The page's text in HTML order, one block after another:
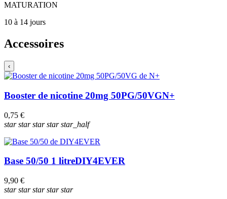
MATURATION
10 à 14 jours
Accessoires
‹
Booster de nicotine 20mg 50PG/50VGN+
0,75 €
starstarstarstarstar_half
Base 50/50 1 litreDIY4EVER
9,90 €
starstarstarstarstar